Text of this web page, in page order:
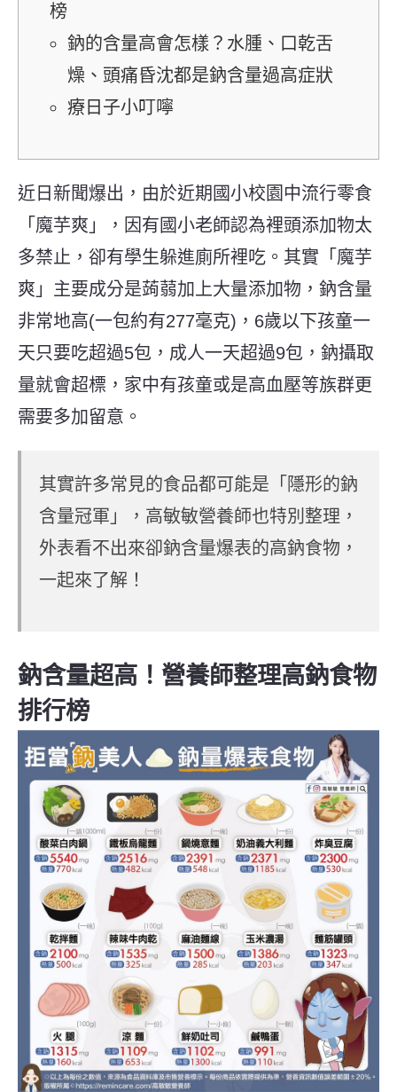
榜
鈉的含量高會怎樣？水腫、口乾舌
燥、頭痛昏沈都是鈉含量過高症狀
療日子小叮嚀
近日新聞爆出，由於近期國小校園中流行零食
「魔芋爽」，因有國小老師認為裡頭添加物太
多禁止，卻有學生躲進廁所裡吃。其實「魔芋
爽」主要成分是蒟蒻加上大量添加物，鈉含量
非常地高(一包約有277毫克)，6歲以下孩童一
天只要吃超過5包，成人一天超過9包，鈉攝取
量就會超標，家中有孩童或是高血壓等族群更
需要多加留意。
其實許多常見的食品都可能是「隱形的鈉
含量冠軍」，高敏敏營養師也特別整理，
外表看不出來卻鈉含量爆表的高鈉食物，
一起來了解！
鈉含量超高！營養師整理高鈉食物
排行榜